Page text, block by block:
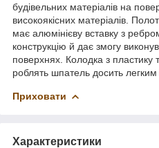
будівельних матеріалів на
високоякісних матеріалів.
має алюмінієву вставку з
конструкцію й дає змогу
поверхнях. Колодка з
роблять шпатель досить легким
Приховати
Характеристики